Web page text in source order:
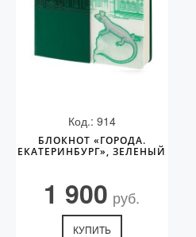
Код.: 914
БЛОКНОТ «ГОРОДА.
ЕКАТЕРИНБУРГ», ЗЕЛЕНЫЙ
1 900 руб.
КУПИТЬ